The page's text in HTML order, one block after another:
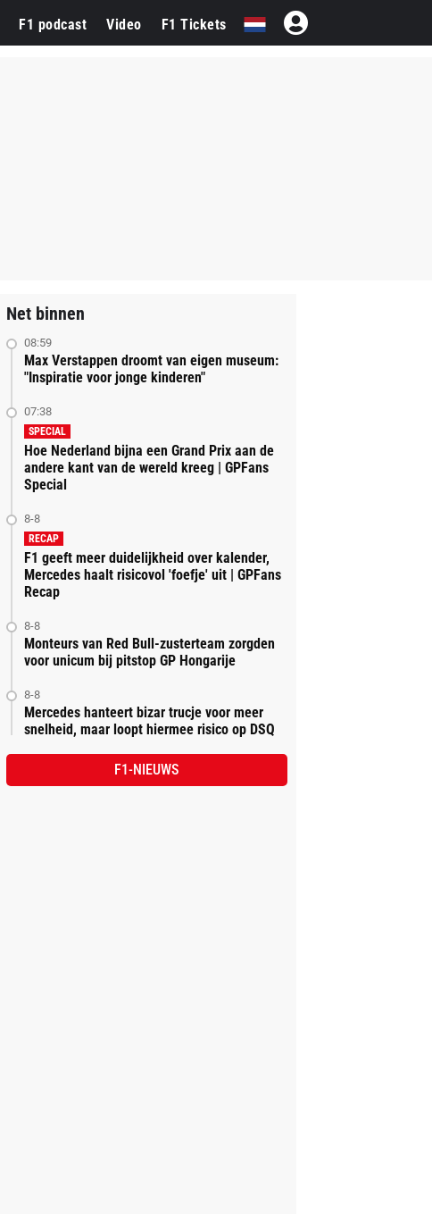
F1 podcast Video F1 Tickets
Net binnen
08:59
Max Verstappen droomt van eigen museum:
"Inspiratie voor jonge kinderen"
07:38
SPECIAL
Hoe Nederland bijna een Grand Prix aan de
andere kant van de wereld kreeg | GPFans
Special
8-8
RECAP
F1 geeft meer duidelijkheid over kalender,
Mercedes haalt risicovol 'foefje' uit | GPFans
Recap
8-8
Monteurs van Red Bull-zusterteam zorgden
voor unicum bij pitstop GP Hongarije
8-8
Mercedes hanteert bizar trucje voor meer
snelheid, maar loopt hiermee risico op DSQ
F1-NIEUWS